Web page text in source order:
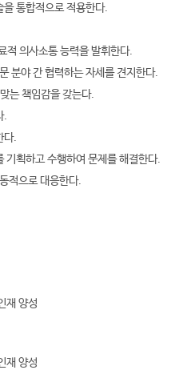
통합적으로 적용한다.
적 의사소통 능력을 발휘한다.
분야 간 협력하는 자세를 견지한다.
는 책임감을 갖는다.
.
다.
기획하고 수행하여 문제를 해결한다.
적으로 대응한다.
재 양성
재 양성